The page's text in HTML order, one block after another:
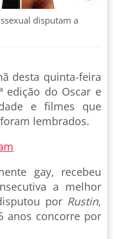
disputam a
desta quinta-feira
edição do Oscar e
e filmes que
lembrados.
gay, recebeu
a melhor
por Rustin,
anos concorre por